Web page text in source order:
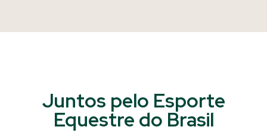
Juntos pelo Esporte
Equestre do Brasil​